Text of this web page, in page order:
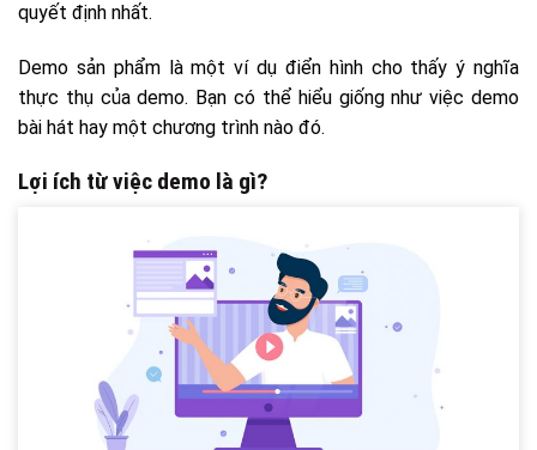
quyết định nhất.
Demo sản phẩm là một ví dụ điển hình cho thấy ý nghĩa
thực thụ của demo. Bạn có thể hiểu giống như việc demo
bài hát hay một chương trình nào đó.
Lợi ích từ việc demo là gì?